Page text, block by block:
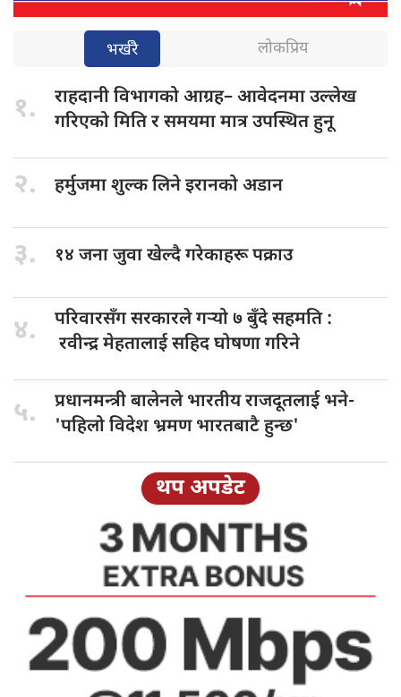
भर्खरै लोकप्रिय
१. राहदानी विभागकोआग्रह– आवेदनमा उल्लेख
गरिएको मिति र समयमा मात्र उपस्थित हुनू
२. हर्मुजमा शुल्कलिने इरानको अडान
३. १४ जनाजुवा खेल्दै गरेकाहरू पक्राउ
४. परिवारसँग सरकारलेगर्‍यो ७ बुँदे सहमति :
रवीन्द्र मेहतालाई सहिद घोषणा गरिने
५. प्रधानमन्त्री बालेनलेभारतीय राजदूतलाई भने-
'पहिलो विदेश भ्रमण भारतबाटै हुन्छ'
थप अपडेट